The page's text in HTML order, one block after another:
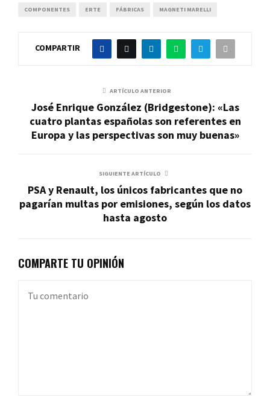
COMPONENTES ERTE FÁBRICAS MAGNETI MARELLI
COMPARTIR
ARTÍCULO ANTERIOR
José Enrique González (Bridgestone): «Las
cuatro plantas españolas son referentes en
Europa y las perspectivas son muy buenas»
SIGUIENTE ARTÍCULO
PSA y Renault, los únicos fabricantes que no
pagarían multas por emisiones, según los datos
hasta agosto
COMPARTE TU OPINIÓN